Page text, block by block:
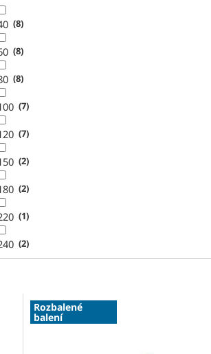
8
8
8
7
7
2
2
1
2
Rozbalené
balení